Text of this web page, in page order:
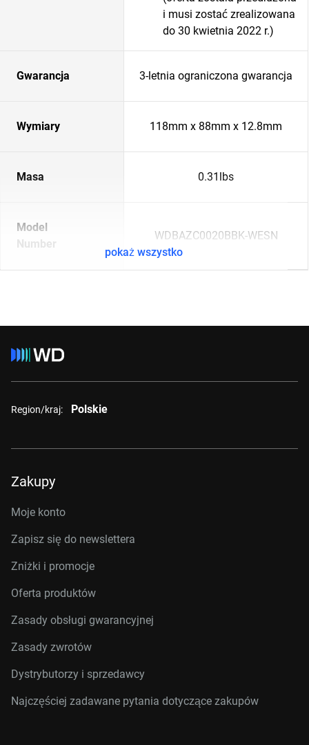
i musi zostać zrealizowana
do 30 kwietnia 2022 r.)
Gwarancja 3-letnia ograniczona gwarancja
Wymiary 118mm x 88mm x 12.8mm
Masa 0.31lbs
Model
Number
WDBAZC0020BBK-WESN
pokaż wszystko
Region/kraj: Polskie
Zakupy
Moje konto
Zapisz się do newslettera
Zniżki i promocje
Oferta produktów
Zasady obsługi gwarancyjnej
Zasady zwrotów
Dystrybutorzy i sprzedawcy
Najczęściej zadawane pytania dotyczące zakupów